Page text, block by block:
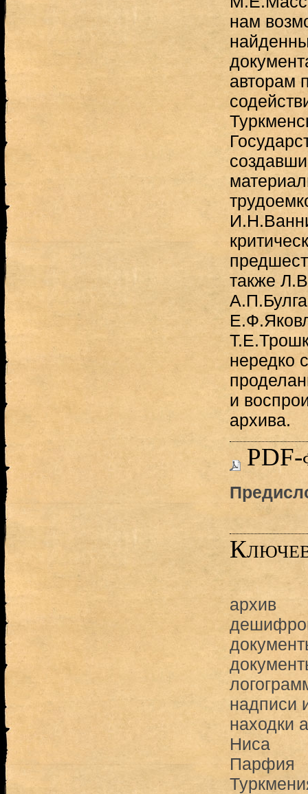
нам
авторам
также
нередко
и
архива.
PDF-
архив
надписи
находки
Ниса
Парфия